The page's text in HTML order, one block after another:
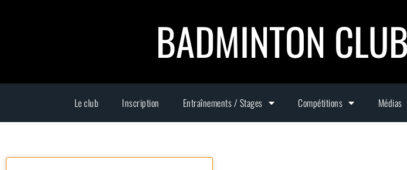
BADMINTON
Le club Inscription Entraînements / Stages Compétitions Médias